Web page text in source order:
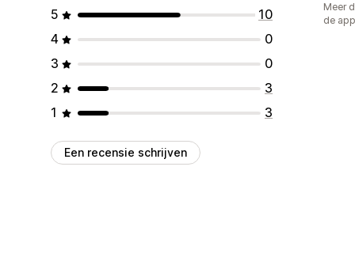
5
10
4
0
3
0
2
3
1
3
Een recensie schrijven
Meer
de app